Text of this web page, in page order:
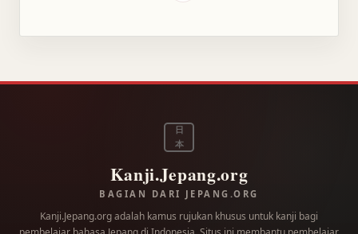
日
本
Kanji.Jepang.org
BAGIAN DARI JEPANG.ORG
Kanji.Jepang.org adalah kamus rujukan khusus untuk kanji bagi